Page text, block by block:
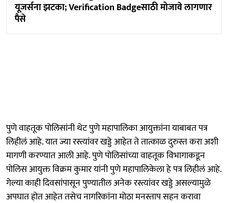
यूजर्सना झटका; Verification Badgeसाठी मोजावे लागणार
पैसे
पुणे वाहतूक पोलिसांनी थेट पुणे महापालिका आयुक्तांना याबाबत पत्र
लिहीलं आहे. यात ज्या रस्त्यांवर खड्डे आहेत ते तात्काळ दुरुस्त करा अशी
मागणी करण्यात आली आहे. पुणे पोलिसांच्या वाहतूक विभागाकडून
पोलिस आयुक्त विक्रम कुमार यांनी पुणे महापालिकेला हे पत्र लिहीलं आहे.
गेल्या काही दिवसांपासून पुण्यातील अनेक रस्त्यांवर खड्डे असल्यामुळे
अपघात होत आहेत तसेच नागरिकांना मोठा मनस्ताप सहन करावा